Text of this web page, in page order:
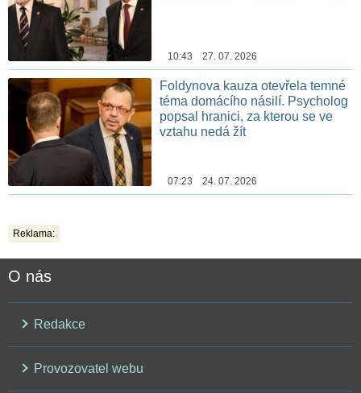
10:43 27. 07. 2026
Foldynova kauza otevřela temné
téma domácího násilí. Psycholog
popsal hranici, za kterou se ve
vztahu nedá žít
07:23 24. 07. 2026
Reklama:
O nás
Redakce
Provozovatel webu